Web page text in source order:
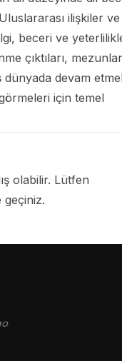
Uluslararası ilişkiler
beceri ve
çıktıları,
dünyada devam
için temel
olabilir. Lütfen
geçiniz.